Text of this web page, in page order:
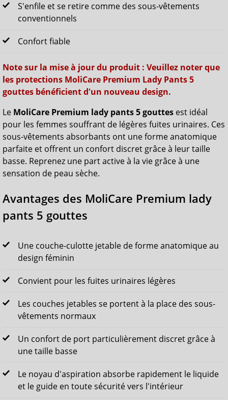
S'enfile et se retire comme des sous-vêtements
conventionnels
Confort fiable
Note sur la mise à jour du produit : Veuillez noter que
les protections MoliCare Premium Lady Pants 5
gouttes bénéficient d'un nouveau design.
Le MoliCare Premium lady pants 5 gouttes est idéal
pour les femmes souffrant de légères fuites urinaires. Ces
sous-vêtements absorbants ont une forme anatomique
parfaite et offrent un confort discret grâce à leur taille
basse. Reprenez une part active à la vie grâce à une
sensation de peau sèche.
Avantages des MoliCare Premium lady
pants 5 gouttes
Une couche-culotte jetable de forme anatomique au
design féminin
Convient pour les fuites urinaires légères
Les couches jetables se portent à la place des sous-
vêtements normaux
Un confort de port particulièrement discret grâce à
une taille basse
Le noyau d'aspiration absorbe rapidement le liquide
et le guide en toute sécurité vers l'intérieur